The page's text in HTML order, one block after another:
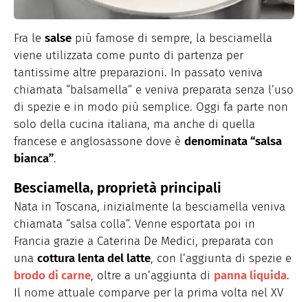
Fra le salse più famose di sempre, la besciamella
viene utilizzata come punto di partenza per
tantissime altre preparazioni. In passato veniva
chiamata “balsamella” e veniva preparata senza l’uso
di spezie e in modo più semplice. Oggi fa parte non
solo della cucina italiana, ma anche di quella
francese e anglosassone dove è denominata “salsa
bianca”.
Besciamella, proprietà principali
Nata in Toscana, inizialmente la besciamella veniva
chiamata “salsa colla”. Venne esportata poi in
Francia grazie a Caterina De Medici, preparata con
una cottura lenta del latte, con l’aggiunta di spezie e
brodo di carne, oltre a un’aggiunta di panna liquida.
Il nome attuale comparve per la prima volta nel XV